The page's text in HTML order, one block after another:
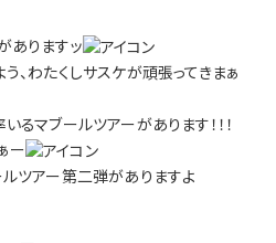
ありますッ
、わたくしサスケが頑張ってきまぁ
るマブールツアーがあります！！！
ー
ツアー第二弾がありますよ